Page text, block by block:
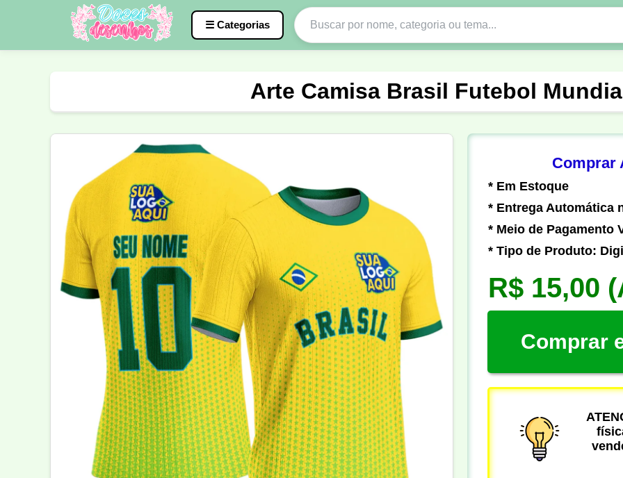
☰ Categorias
Carnaval Natal Natalina Vôlei
Motocross Ciclismo Nail Designer Pedagogia Biologia Geografia
Língua Portuguesa
Arte Camisa Brasil Futebol
Comprar
* Em Estoque
* Entrega Automática
* Meio de Pagamento
* Tipo de Produto:
R$ 15,00
Comprar